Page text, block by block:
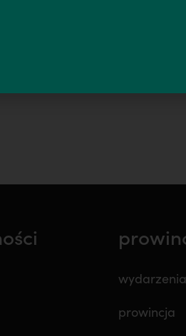
wydarzenia
prowincja